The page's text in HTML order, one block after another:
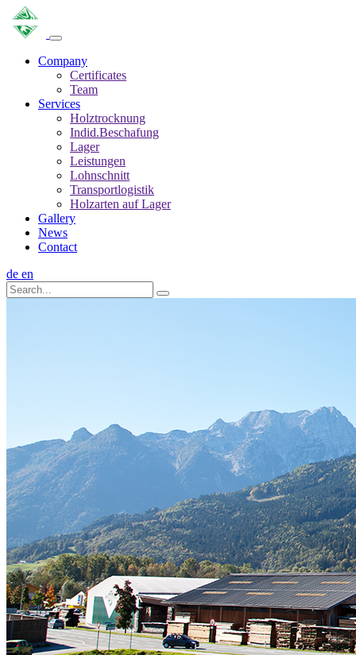
Company
Certificates
Team
Services
Holztrocknung
Indid.Beschafung
Lager
Leistungen
Lohnschnitt
Transportlogistik
Holzarten auf Lager
Gallery
News
Contact
de en